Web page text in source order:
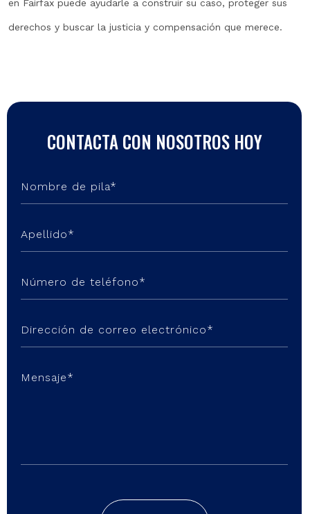
en Fairfax puede ayudarle a construir su caso, proteger sus
derechos y buscar la justicia y compensación que merece.
CONTACTA CON NOSOTROS HOY